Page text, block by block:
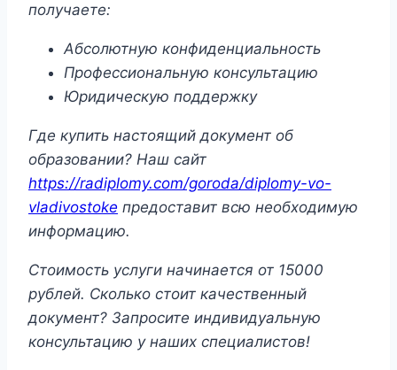
получаете:
Абсолютную конфиденциальность
Профессиональную консультацию
Юридическую поддержку
Где купить настоящий документ об
образовании? Наш сайт
https://radiplomy.com/goroda/diplomy-vo-
vladivostoke предоставит всю необходимую
информацию.
Стоимость услуги начинается от 15000
рублей. Сколько стоит качественный
документ? Запросите индивидуальную
консультацию у наших специалистов!